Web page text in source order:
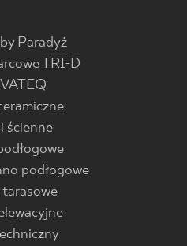
Paradyż
TRI-D
ścienne
podłogowe
tarasowe